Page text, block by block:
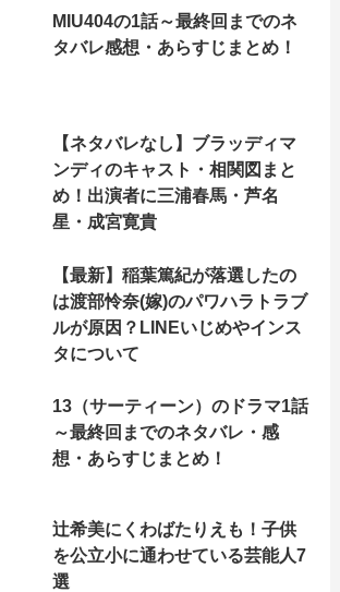
MIU404の1話～最終回までのネ
タバレ感想・あらすじまとめ！
【ネタバレなし】ブラッディマ
ンディのキャスト・相関図まと
め！出演者に三浦春馬・芦名
星・成宮寛貴
【最新】稲葉篤紀が落選したの
は渡部怜奈(嫁)のパワハラトラブ
ルが原因？LINEいじめやインス
タについて
13（サーティーン）のドラマ1話
～最終回までのネタバレ・感
想・あらすじまとめ！
辻希美にくわばたりえも！子供
を公立小に通わせている芸能人7
選